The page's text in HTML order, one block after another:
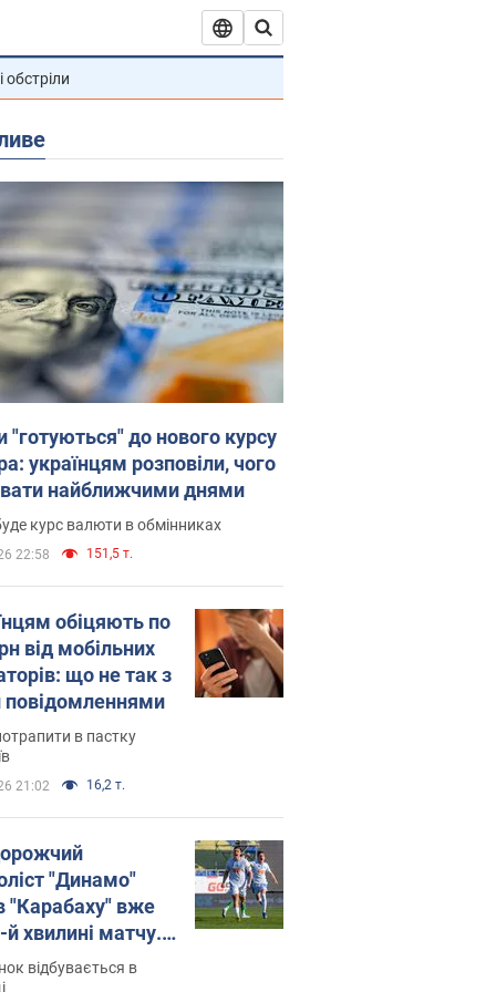
обстріли
"готуються" до нового курсу
українцям розповіли, чого
найближчими днями
курс валюти в обмінниках
22:58 151,5 т.
обіцяють по
від мобільних
що не так з
в пастку
21:02 16,2 т.
"Динамо"
"Карабаху" вже
й хвилині матчу.
відбувається в